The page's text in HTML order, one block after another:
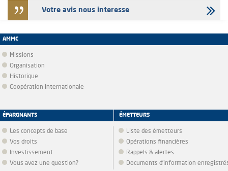
Votre avis nous interesse
AMMC
Missions
Organisation
Historique
Coopération internationale
ÉPARGNANTS
Les concepts de base
Vos droits
Investissement
Vous avez une question?
ÉMETTEURS
Liste des émetteurs
Opérations financières
Rappels & alertes
Documents d’information